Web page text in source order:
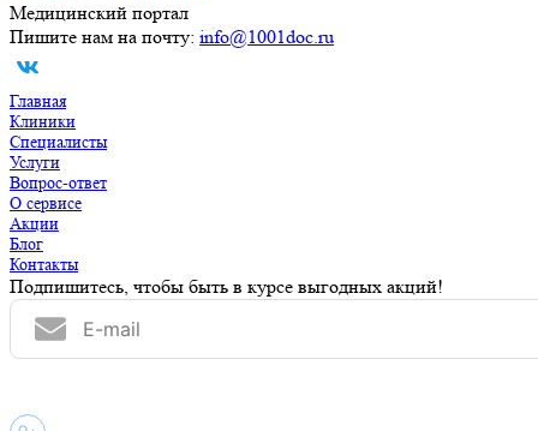
Медицинский портал
Пишите нам на почту: info@1001doc.ru
Главная
Клиники
Специалисты
Услуги
Вопрос-ответ
О сервисе
Акции
Блог
Контакты
Подпишитесь, чтобы быть в курсе выгодных акций!